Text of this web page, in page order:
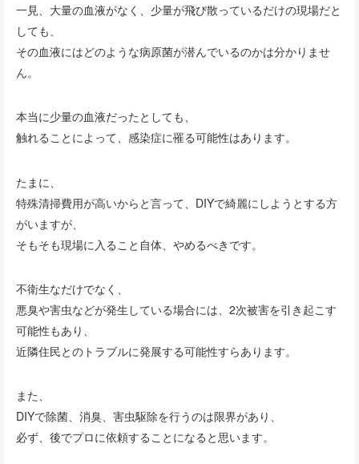
一見、大量の血液がなく、少量が飛び散っているだけの現場だと
しても、
その血液にはどのような病原菌が潜んでいるのかは分かりませ
ん。
本当に少量の血液だったとしても、
触れることによって、感染症に罹る可能性はあります。
たまに、
特殊清掃費用が高いからと言って、DIYで綺麗にしようとする方
がいますが、
そもそも現場に入ること自体、やめるべきです。
不衛生なだけでなく、
悪臭や害虫などが発生している場合には、2次被害を引き起こす
可能性もあり、
近隣住民とのトラブルに発展する可能性すらあります。
また、
DIYで除菌、消臭、害虫駆除を行うのは限界があり、
必ず、後でプロに依頼することになると思います。